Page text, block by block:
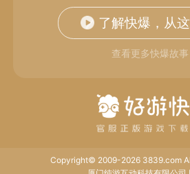
了解快爆，从
查看更多快爆故事
Copyright© 2009-2026 3839.com